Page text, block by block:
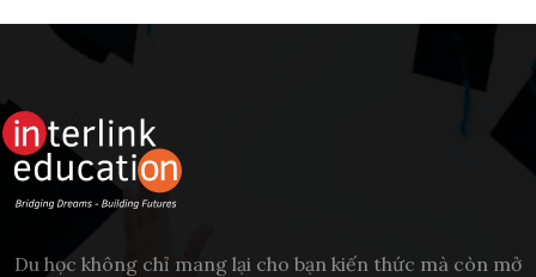
Du học không chỉ mang lại cho bạn kiến thức mà còn mở